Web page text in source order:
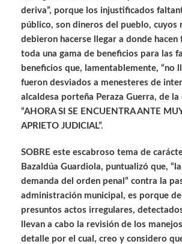
deriva”, porque los injustificados
público, son dineros del pueblo, cuyos
debieron hacerse llegar a donde
toda una gama de beneficios para las
beneficios que, lamentablemente, “no
fueron desviados a menesteres de
alcaldesa porteña Peraza Guerra, de la
“AHORA SI SE ENCUENTRA ANTE
APRIETO JUDICIAL”.
SOBRE este escabroso tema de
Bazaldúa Guardiola, puntualizó que,
demanda del orden penal” contra la
administración municipal, es porque
presuntos actos irregulares,
llevan a cabo la revisión de los
detalle por el cual, creo y considero